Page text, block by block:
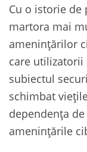
Cu o istorie de
martora mai
amenințărilor
care utilizatorii
subiectul
schimbat
dependența
amenințările